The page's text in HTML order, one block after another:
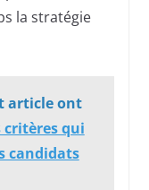
la stratégie
article ont
critères qui
candidats